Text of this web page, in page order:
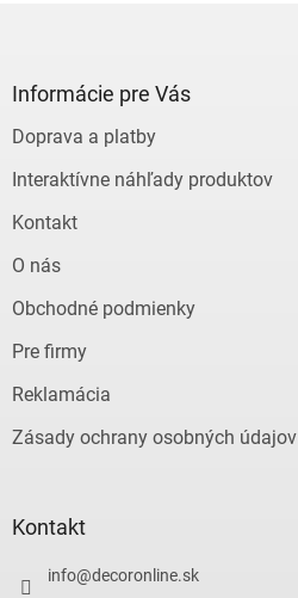
p
r
Informácie pre Vás
Doprava a platby
Interaktívne náhľady produktov
Kontakt
O nás
Obchodné podmienky
Pre firmy
Reklamácia
Zásady ochrany osobných údajov
Kontakt
info@decoronline.sk